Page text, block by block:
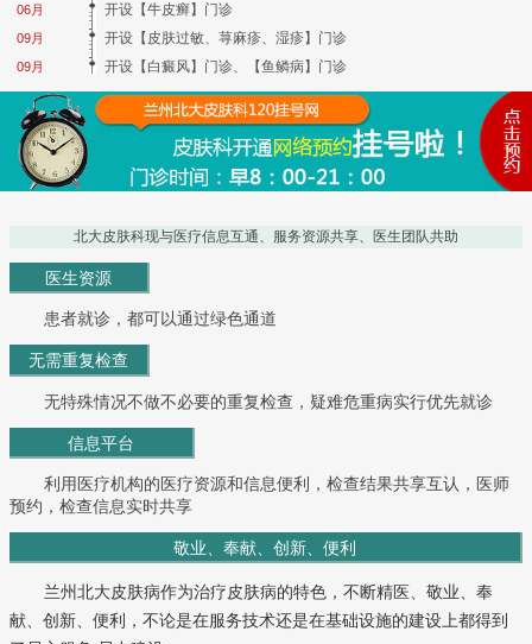
06月
09月
09月
开设【牛皮癣】门诊
开设【皮肤过敏、荨麻疹、湿疹】门诊
开设【白癜风】门诊、【鱼鳞病】门诊
北大皮肤科现与医疗信息互通、服务资源共享、医生团队共助
医生资源
患者就诊，都可以通过绿色通道
无需重复检查
无特殊情况不做不必要的重复检查，疑难危重病实行优先就诊
信息平台
利用医疗机构的医疗资源和信息便利，检查结果共享互认，医师
预约，检查信息实时共享
敬业、奉献、创新、便利
兰州北大皮肤病作为治疗皮肤病的特色，不断精医、敬业、奉
献、创新、便利，不论是在服务技术还是在基础设施的建设上都得到